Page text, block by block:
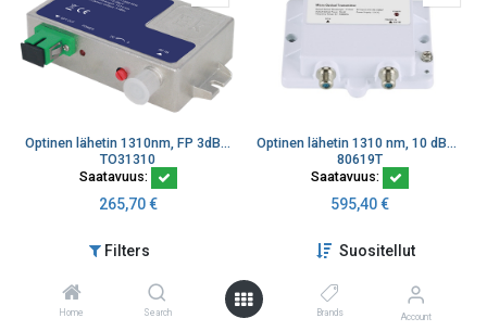
Filters Suositellut
Home Search Brands Account
Optinen lähetin 1310nm, FP 3dBm 47-1000 MHz, SC/APC
TO31310
Saatavuus:
265,70€
Optinen lähetin 1310 nm, 10 dBm SC/APC lähtö
80619T
Saatavuus:
595,40€